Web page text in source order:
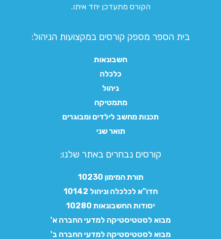
הקורס מתעדכן יחד איתו.
בית הספר מספק קורסים במקצועות הניהול:
חשבונאות
כלכלה
ניהול
מתמטיקה
תכנות מחשב לילדים ומבוגרים
תואר שני
קורסים נבחרים באתר שלנו:​
תורת המימון 10230
חדו"א לכלכלה וניהול 10142
יסודות החשבונאות 10280
מבוא לסטטיסטיקה למדעי החברה א'
מבוא לסטטיסטיקה למדעי החברה ב'